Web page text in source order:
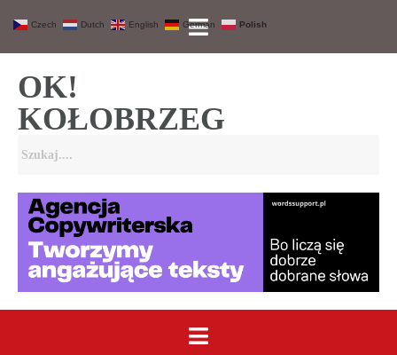
OK!
KOŁOBRZEG
Czech Dutch English German Polish